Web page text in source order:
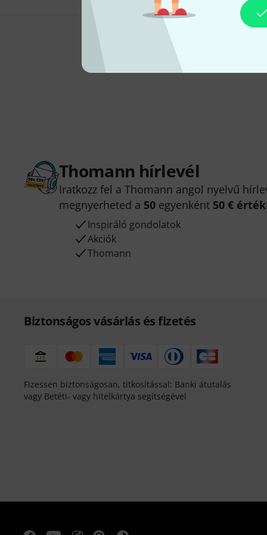
Thomann hírlevél
Iratkozz fel a Thomann angol nyelvű
megnyerheted a 50 egyenként 50 €
Inspiráló gondolatok
Akciók
Thomann
Biztonságos vásárlás és fizetés
Fizessen biztonságosan, titkosítással: Banki átutalás
vagy Betéti- vagy hitelkártya segítségével